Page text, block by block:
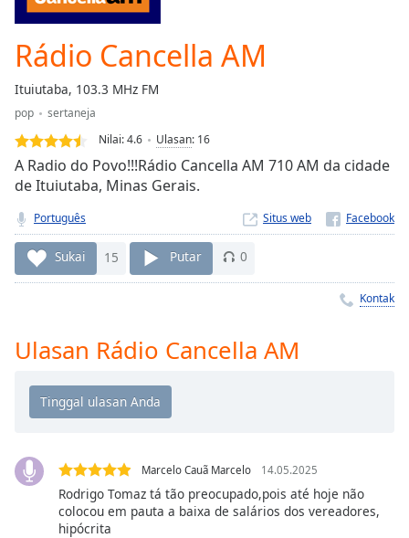
Current
Loaded:
0.00%
Stream
Type LIVE
Seek to
live,
behind
liveLIVE
Remaining
Time-
Playback
Chapters
Descriptions
descriptions
Rádio Cancella AM
Ituiutaba, 103.3 MHz FM
pop
sertaneja
Nilai:4.6 Ulasan: 16
A Radio do Povo!!!Rádio Cancella AM 710 AM da cidade
de Ituiutaba, Minas Gerais.
Português Situs web
Sukai 15 Putar 0
Kontak
Ulasan Rádio Cancella AM
Marcelo Cauã Marcelo 14.05.2025
Rodrigo Tomaz tá tão preocupado,pois até hoje não
colocou em pauta a baixa de salários dos vereadores,
hipócrita